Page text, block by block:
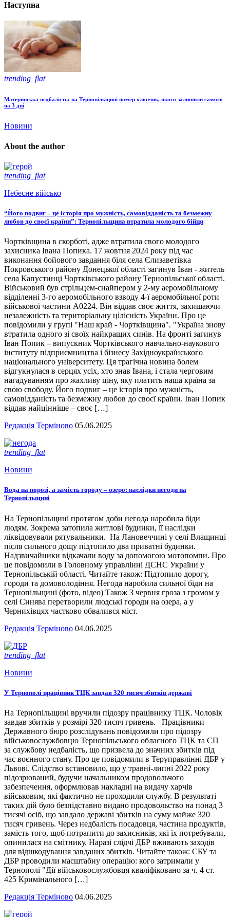
Наступна
trending_flat
Материнська недбалість: на Тернопільщині помер хлопчик, якого залишили самого
на 3 дні
Новини
About the author
trending_flat
Небесне військо
“Його подвиг – це історія про мужність, самовідданість та безмежну
любов до своєї країни”: Тернопільщина втратила молодого бійця
Чортківщина в скорботі, адже втратила свого молодого
захисника Івана Попика. 17 жовтня 2024 року під час
виконання бойового завдання біля села Єлизаветівка
Покровського району Донецької області загинув Іван - житель
села Капустинці Чортківського району Тернопільської області.
Військовий був стрільцем-снайпером у 2-му аеромобільному
відділенні 3-го аеромобільного взводу 4-ї аеромобільної роти
військової частини А0224. Він віддав своє життя, захищаючи
незалежність та територіальну цілісність України. Про це
повідомили у групі "Наш край - Чортківщина". "Україна знову
втратила одного зі своїх найкращих синів. На фронті загинув
Іван Попик – випускник Чортківського навчально-наукового
інституту підприємництва і бізнесу Західноукраїнського
національного університету. Ця трагічна новина болем
відгукнулася в серцях усіх, хто знав Івана, і стала черговим
нагадуванням про жахливу ціну, яку платить наша країна за
свою свободу. Його подвиг – це історія про мужність,
самовідданість та безмежну любов до своєї країни. Іван Попик
віддав найцінніше – своє […]
Редакція Терміново 05.06.2025
trending_flat
Новини
Вода на порозі, а замість городу – озеро: наслідки негоди на
Тернопільщині
На Тернопільщині протягом доби негода наробила біди
людям. Зокрема затопила житлові будинки, її наслідки
ліквідовували рятувальники. На Лановеччині у селі Влащинці
після сильного дощу підтопило два приватні будинки.
Надзвичайники відкачали воду за допомогою мотопомпи. Про
це повідомили в Головному управлінні ДСНС України у
Тернопільській області. Читайте також: Підтопило дорогу,
городи та домоволодіння. Негода наробила сильної біди на
Тернопільщині (фото, відео) Також 3 червня гроза з громом у
селі Синява перетворили людські городи на озера, а у
Чернихівцях частково обвалився міст.
Редакція Терміново 04.06.2025
trending_flat
Новини
У Тернополі працівник ТЦК завдав 320 тисяч збитків державі
На Тернопільщині вручили підозру працівнику ТЦК. Чоловік
завдав збитків у розмірі 320 тисяч гривень. Працівники
Державного бюро розслідувань повідомили про підозру
військовослужбовцю Тернопільського обласного ТЦК та СП
за службову недбалість, що призвела до значних збитків під
час воєнного стану. Про це повідомили в Теруправлінні ДБР у
Львові. Слідство встановило, що у травні-липні 2022 року
підозрюваний, будучи начальником продовольчого
забезпечення, оформлював накладні на видачу харчів
військовим, які фактично не проходили службу. В результаті
таких дій було безпідставно видано продовольство на понад 3
тисячі осіб, що завдало державі збитків на суму майже 320
тисяч гривень. Через недбалість посадовця, частина продуктів,
замість того, щоб потрапити до захисників, які їх потребували,
опинилася на смітнику. Наразі слідчі ДБР вживають заходів
для відшкодування завданих збитків. Читайте також: СБУ та
ДБР проводили масштабну операцію: кого затримали у
Тернополі "Дії військовослужбовця кваліфіковано за ч. 4 ст.
425 Кримінального […]
Редакція Терміново 04.06.2025